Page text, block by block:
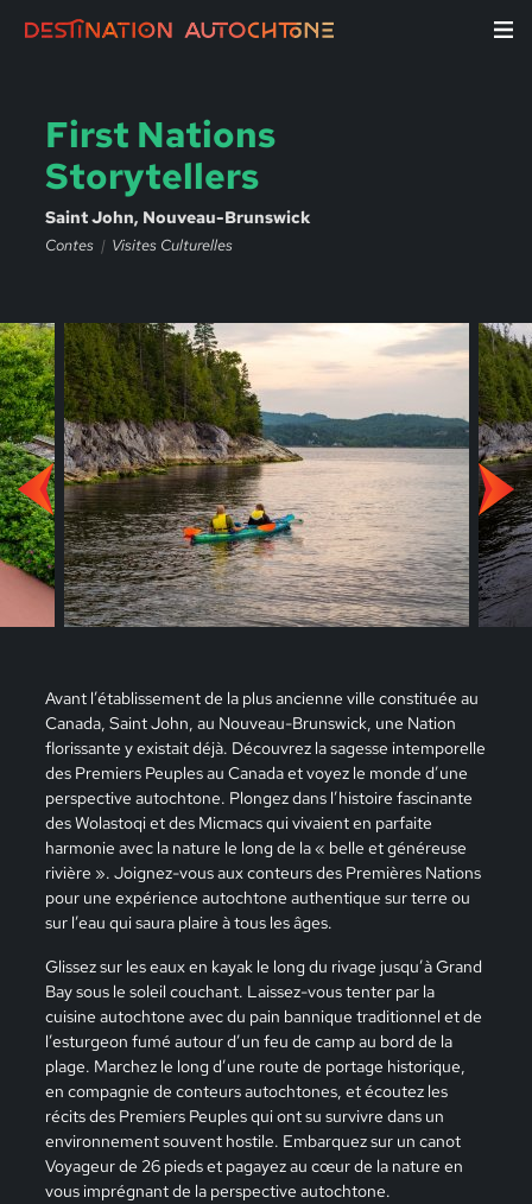
First Nations
Storytellers
Saint John, Nouveau-Brunswick
Contes Visites Culturelles
Avant l’établissement de la plus ancienne ville constituée au
Canada, Saint John, au Nouveau-Brunswick, une Nation
florissante y existait déjà. Découvrez la sagesse intemporelle
des Premiers Peuples au Canada et voyez le monde d’une
perspective autochtone. Plongez dans l’histoire fascinante
des Wolastoqi et des Micmacs qui vivaient en parfaite
harmonie avec la nature le long de la « belle et généreuse
rivière ». Joignez-vous aux conteurs des Premières Nations
pour une expérience autochtone authentique sur terre ou
sur l’eau qui saura plaire à tous les âges.
Glissez sur les eaux en kayak le long du rivage jusqu’à Grand
Bay sous le soleil couchant. Laissez-vous tenter par la
cuisine autochtone avec du pain bannique traditionnel et de
l’esturgeon fumé autour d’un feu de camp au bord de la
plage. Marchez le long d’une route de portage historique,
en compagnie de conteurs autochtones, et écoutez les
récits des Premiers Peuples qui ont su survivre dans un
environnement souvent hostile. Embarquez sur un canot
Voyageur de 26 pieds et pagayez au cœur de la nature en
vous imprégnant de la perspective autochtone.